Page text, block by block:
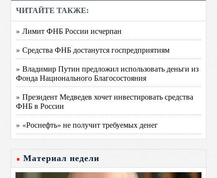
ЧИТАЙТЕ ТАКЖЕ:
» Лимит ФНБ России исчерпан
» Средства ФНБ достанутся госпредприятиям
» Владимир Путин предложил использовать деньги из
Фонда Национального Благосостояния
» Президент Медведев хочет инвестировать средства
ФНБ в России
» «Роснефть» не получит требуемых денег
Материал недели